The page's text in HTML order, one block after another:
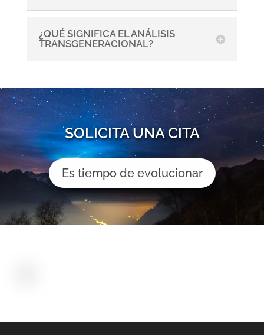
¿QUÉ SIGNIFICA EL ANÁLISIS
TRANSGENERACIONAL?
SOLICITA UNA CITA
Es tiempo de evolucionar